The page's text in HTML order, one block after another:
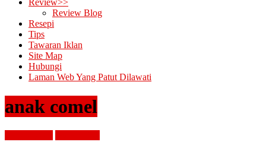
Review>>
Review Blog
Resepi
Tips
Tawaran Iklan
Site Map
Hubungi
Laman Web Yang Patut Dilawati
anak comel